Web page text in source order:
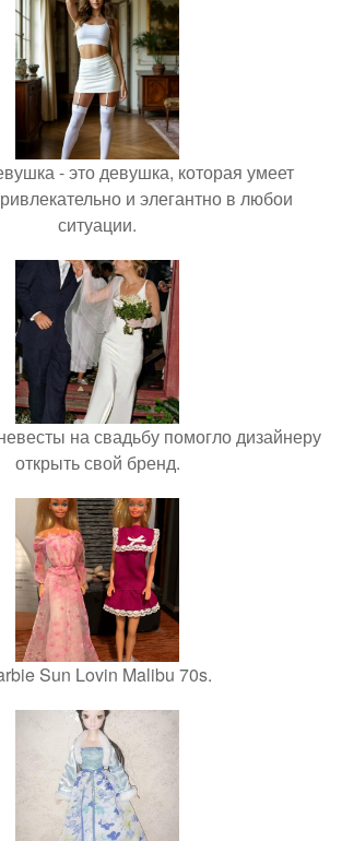
- это девушка, которая умеет
и элегантно в любои
ситуации.
на свадьбу помогло дизайнеру
открыть свой бренд.
Sun Lovin Malibu 70s.